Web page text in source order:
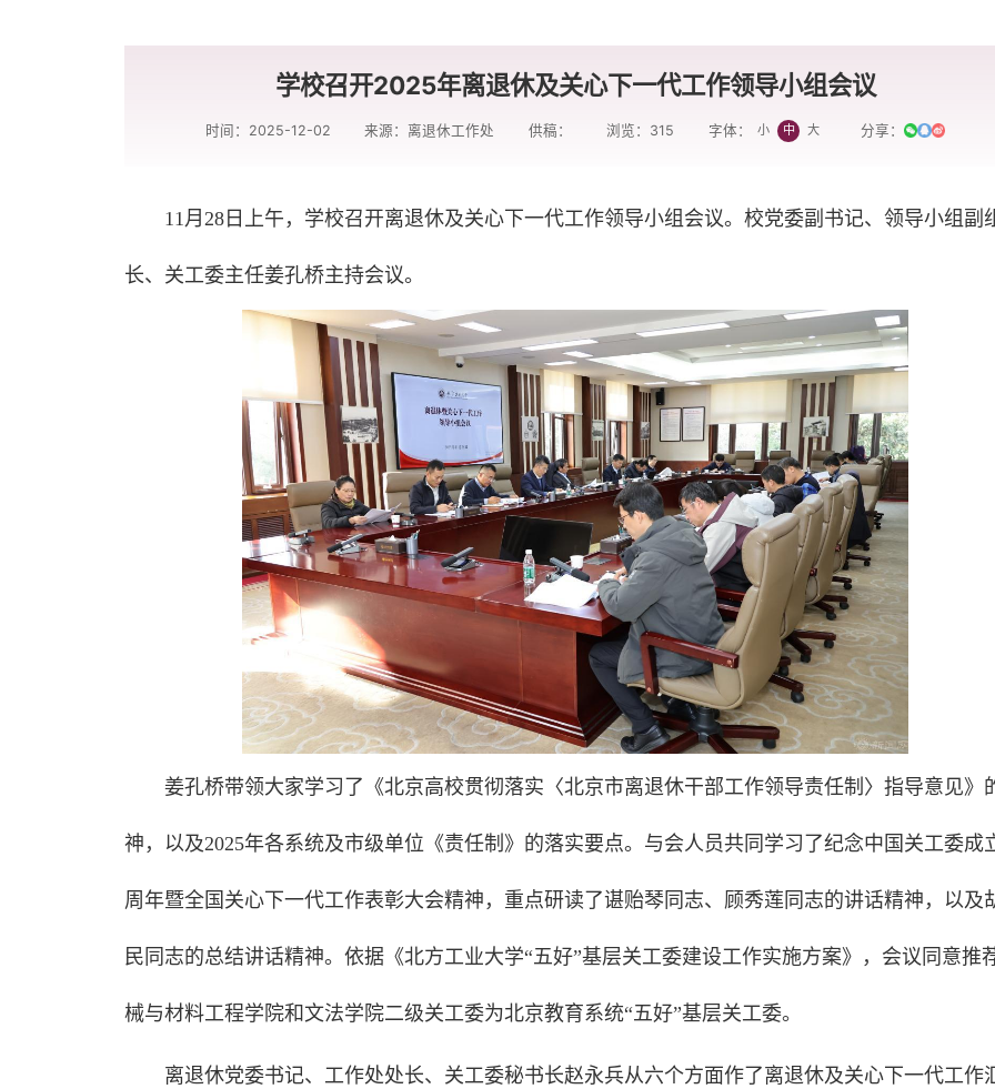
学校召开2025年离退休及关心下一代工作领导小组会议
时间：2025-12-02 来源：离退休工作处 供稿： 浏览： 315 字体： 小 中 大 分享：
11月28日上午，学校召开离退休及关心下一代工作领导小组会议。校党委副书记、领导小组副
长、关工委主任姜孔桥主持会议。
姜孔桥带领大家学习了《北京高校贯彻落实〈北京市离退休干部工作领导责任制〉指导意见》
神，以及2025年各系统及市级单位《责任制》的落实要点。与会人员共同学习了纪念中国关工委成
周年暨全国关心下一代工作表彰大会精神，重点研读了谌贻琴同志、顾秀莲同志的讲话精神，以及
民同志的总结讲话精神。依据《北方工业大学“五好”基层关工委建设工作实施方案》，会议同意推
械与材料工程学院和文法学院二级关工委为北京教育系统“五好”基层关工委。
离退休党委书记、工作处处长、关工委秘书长赵永兵从六个方面作了离退休及关心下一代工作